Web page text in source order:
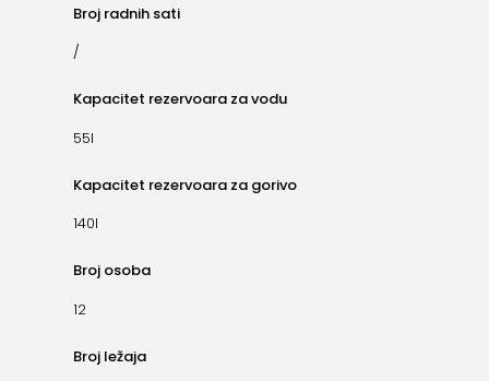
Broj radnih sati
/
Kapacitet rezervoara za vodu
55l
Kapacitet rezervoara za gorivo
140l
Broj osoba
12
Broj ležaja